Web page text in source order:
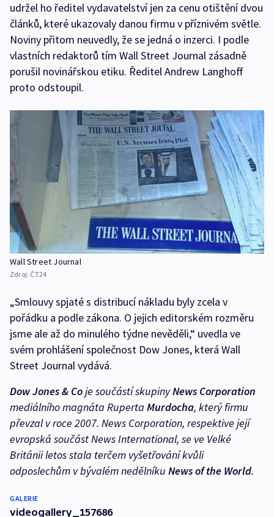
udržel ho ředitel vydavatelství jen za cenu otištění dvou
článků, které ukazovaly danou firmu v příznivém světle.
Noviny přitom neuvedly, že se jedná o inzerci. I podle
vlastních redaktorů tím Wall Street Journal zásadně
porušil novinářskou etiku. Ředitel Andrew Langhoff
proto odstoupil.
Wall Street Journal
Zdroj: ČT24
„Smlouvy spjaté s distribucí nákladu byly zcela v
pořádku a podle zákona. O jejich editorském rozměru
jsme ale až do minulého týdne nevěděli,“ uvedla ve
svém prohlášení společnost Dow Jones, která Wall
Street Journal vydává.
Dow Jones & Coje součástí skupinyNews Corporation
mediálního magnáta Ruperta Murdocha, který firmu
převzal v roce 2007. News Corporation, respektive její
evropská součást News International, se ve Velké
Británii letos stala terčem vyšetřování kvůli
odposlechům v bývalém nedělníku News of the World.
GALERIE
videogallery_157686